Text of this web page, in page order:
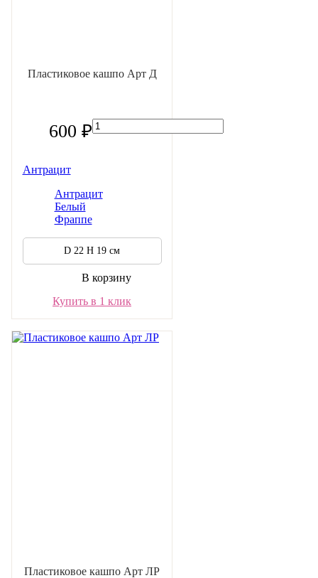
Пластиковое кашпо Арт Д
600 ₽
Антрацит
Антрацит
Белый
Фраппе
D 22 H 19 см
В корзину
Купить в 1 клик
Пластиковое кашпо Арт ЛР